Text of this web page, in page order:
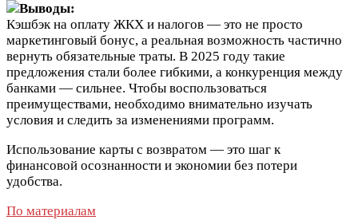
Выводы:
Кэшбэк на оплату ЖКХ и налогов — это не просто
маркетинговый бонус, а реальная возможность частично
вернуть обязательные траты. В 2025 году такие
предложения стали более гибкими, а конкуренция между
банками — сильнее. Чтобы воспользоваться
преимуществами, необходимо внимательно изучать
условия и следить за изменениями программ.
Использование карты с возвратом — это шаг к
финансовой осознанности и экономии без потери
удобства.
По материалам